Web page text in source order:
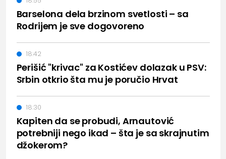
Barselona dela brzinom svetlosti – sa
Rodrijem je sve dogovoreno
Perišić "krivac" za Kostićev dolazak u PSV:
Srbin otkrio šta mu je poručio Hrvat
18:42
Kapiten da se probudi, Arnautović
potrebniji nego ikad – šta je sa skrajnutim
džokerom?
18:30